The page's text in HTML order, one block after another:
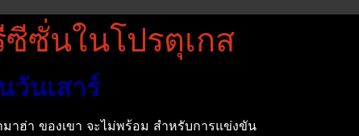
ซั่นในโปรตุเกส
วันเสาร์
าฮ่า ของเขา จะไม่พร้อม สำหรับการแข่งขัน